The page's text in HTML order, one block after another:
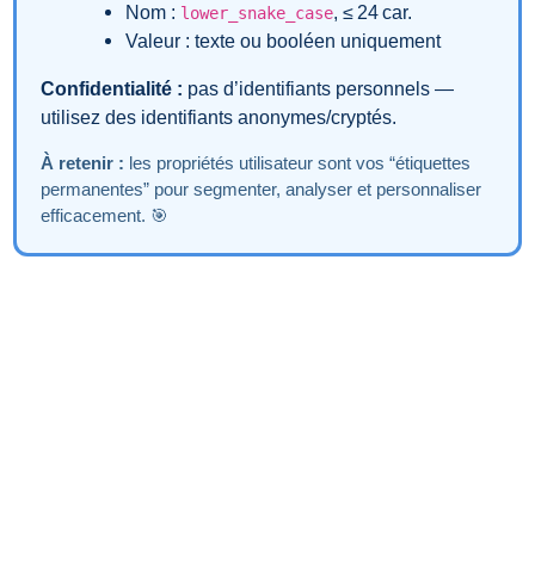
Nom : lower_snake_case, ≤ 24 car.
Valeur : texte ou booléen uniquement
Confidentialité : pas d’identifiants personnels —
utilisez des identifiants anonymes/cryptés.
À retenir : les propriétés utilisateur sont vos “étiquettes
permanentes” pour segmenter, analyser et personnaliser
efficacement. 🎯